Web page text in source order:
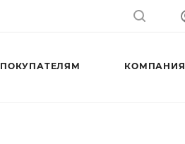
ПОКУПАТЕЛЯМ КОМПАНИЯ